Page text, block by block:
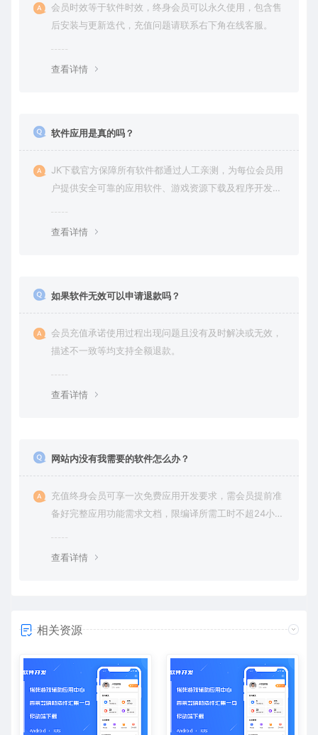
会员时效等于软件时效，终身会员可以永久使用，包含售
后安装与更新迭代，充值问题请联系右下角在线客服。
查看详情
软件应用是真的吗？
JK下载官方保障所有软件都通过人工亲测，为每位会员用
户提供安全可靠的应用软件、游戏资源下载及程序开发服
查看详情
如果软件无效可以申请退款吗？
会员充值承诺使用过程出现问题且没有及时解决或无效，
描述不一致等均支持全额退款。
查看详情
网站内没有我需要的软件怎么办？
充值终身会员可享一次免费应用开发要求，需会员提前准
备好完整应用功能需求文档，限编译所需工时不超24小
查看详情
相关资源